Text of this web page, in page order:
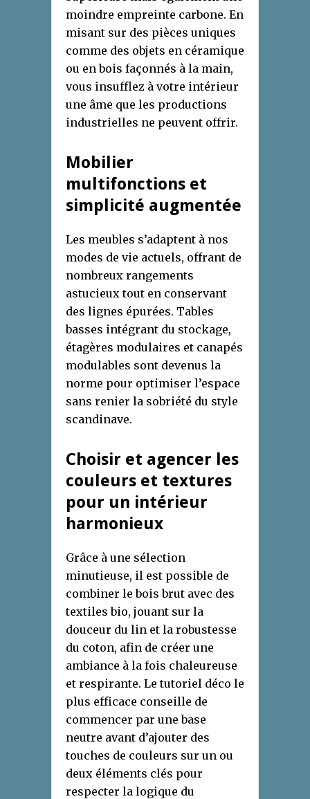
moindre empreinte carbone. En
misant sur des pièces uniques
comme des objets en céramique
ou en bois façonnés à la main,
vous insufflez à votre intérieur
une âme que les productions
industrielles ne peuvent offrir.
Mobilier
multifonctions et
simplicité augmentée
Les meubles s’adaptent à nos
modes de vie actuels, offrant de
nombreux rangements
astucieux tout en conservant
des lignes épurées. Tables
basses intégrant du stockage,
étagères modulaires et canapés
modulables sont devenus la
norme pour optimiser l’espace
sans renier la sobriété du style
scandinave.
Choisir et agencer les
couleurs et textures
pour un intérieur
harmonieux
Grâce à une sélection
minutieuse, il est possible de
combiner le bois brut avec des
textiles bio, jouant sur la
douceur du lin et la robustesse
du coton, afin de créer une
ambiance à la fois chaleureuse
et respirante. Le tutoriel déco le
plus efficace conseille de
commencer par une base
neutre avant d’ajouter des
touches de couleurs sur un ou
deux éléments clés pour
respecter la logique du